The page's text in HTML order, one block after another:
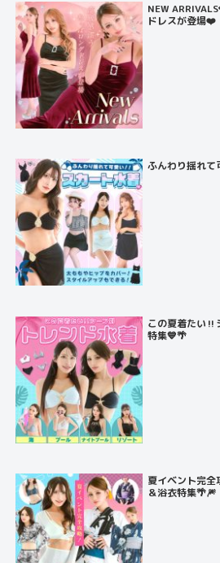
NEW
ドレスが登場❤️
ふんわり揺れ
この夏着たい‼️
特集💙🌴
夏イベント完全
＆浴衣特集🌴🎆